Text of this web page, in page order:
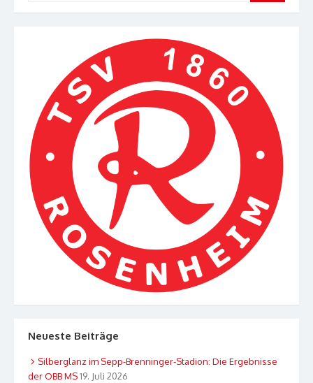
Neueste Beiträge
Silberglanz im Sepp-Brenninger-Stadion: Die Ergebnisse
der OBB MS19. Juli 2026